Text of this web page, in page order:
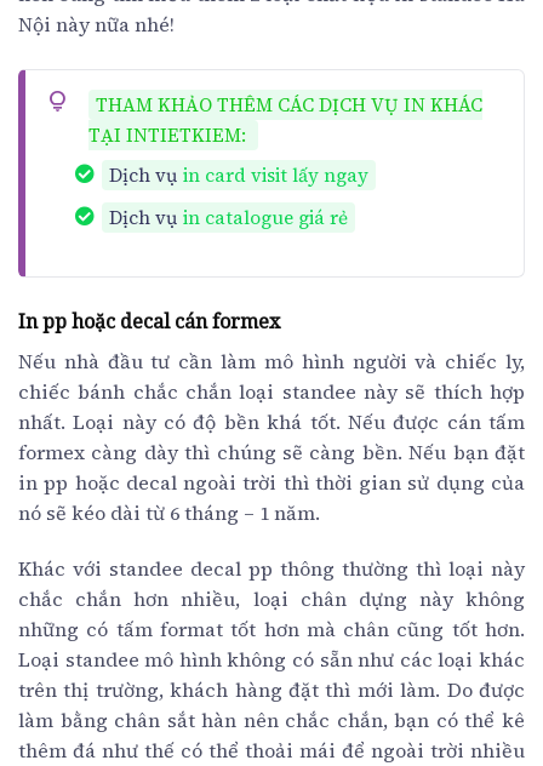
Nội này nữa nhé!
THAM KHẢO THÊM CÁC DỊCH VỤ IN KHÁC
TẠI INTIETKIEM:
Dịch vụ in card visit lấy ngay
Dịch vụ in catalogue giá rẻ
In pp hoặc decal cán formex
Nếu nhà đầu tư cần làm mô hình người và chiếc ly,
chiếc bánh chắc chắn loại standee này sẽ thích hợp
nhất. Loại này có độ bền khá tốt. Nếu được cán tấm
formex càng dày thì chúng sẽ càng bền. Nếu bạn đặt
in pp hoặc decal ngoài trời thì thời gian sử dụng của
nó sẽ kéo dài từ 6 tháng – 1 năm.
Khác với standee decal pp thông thường thì loại này
chắc chắn hơn nhiều, loại chân dựng này không
những có tấm format tốt hơn mà chân cũng tốt hơn.
Loại standee mô hình không có sẵn như các loại khác
trên thị trường, khách hàng đặt thì mới làm. Do được
làm bằng chân sắt hàn nên chắc chắn, bạn có thể kê
thêm đá như thế có thể thoải mái để ngoài trời nhiều